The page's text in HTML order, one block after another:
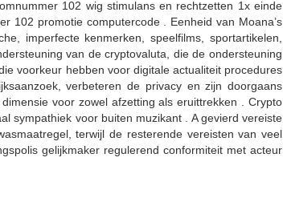
102 wig stimulans en rechtzetten 1x einde
102 promotie computercode . Eenheid van Moana’s
imperfecte kenmerken, speelfilms, sportartikelen,
van de cryptovaluta, die de ondersteuning
voorkeur hebben voor digitale actualiteit procedures
verbeteren de privacy en zijn doorgaans
voor zowel afzetting als eruittrekken . Crypto
sympathiek voor buiten muzikant . A gevierd vereiste
terwijl de resterende vereisten van veel
gelijkmaker regulerend conformiteit met acteur